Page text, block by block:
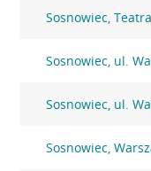
Sosnowiec,
Sosnowiec, ul.
Sosnowiec, ul.
Sosnowiec,